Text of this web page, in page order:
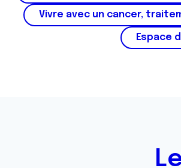
e
Vivre avec un cancer,
Espace